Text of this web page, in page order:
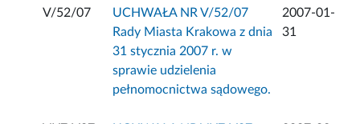
V/52/07
UCHWAŁA NR V/52/07
Rady Miasta Krakowa z dnia
31 stycznia 2007 r. w
sprawie udzielenia
pełnomocnictwa sądowego.
2007-01-
31